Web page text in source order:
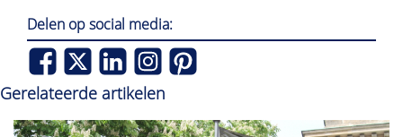
Delen op social media:
Gerelateerde artikelen